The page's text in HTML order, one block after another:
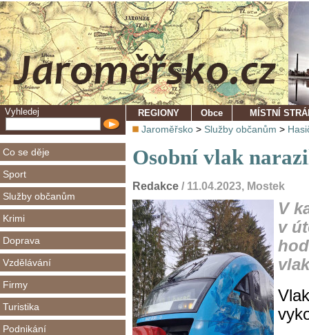
Vyhledej
Co se děje
Sport
Služby občanům
Krimi
Doprava
Vzdělávání
Firmy
Turistika
Podnikání
REGIONY Obce MÍSTNÍ
Jaroměřsko > Služby občanům >
Osobní vlak
Redakce / 11.04.2023, Mostek
V
v